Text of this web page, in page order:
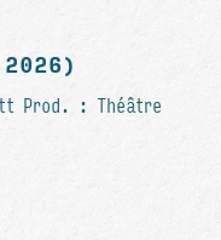
Prod. : Théâtre